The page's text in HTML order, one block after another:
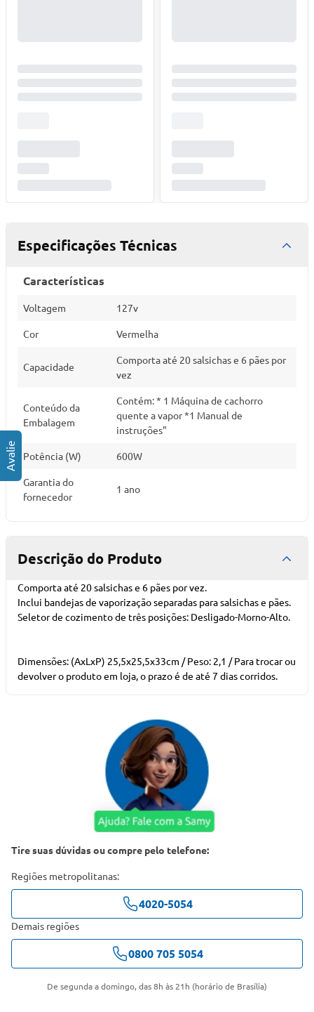
Especificações Técnicas
Características
Voltagem 127v
Cor Vermelha
Capacidade
Comporta até 20 salsichas e 6 pães por
vez
Conteúdo da
Embalagem
Contém: * 1 Máquina de cachorro
quente a vapor *1 Manual de
instruções"
Potência (W) 600W
Garantia do
fornecedor
1 ano
Descrição do Produto
Comporta até 20 salsichas e 6 pães por vez.
Inclui bandejas de vaporização separadas para salsichas e pães.
Seletor de cozimento de três posições: Desligado-Morno-Alto.
Dimensões: (AxLxP) 25,5x25,5x33cm / Peso: 2,1 / Para trocar ou
devolver o produto em loja, o prazo é de até 7 dias corridos.
Tire suas dúvidas ou compre pelo telefone:
Regiões metropolitanas:
4020-5054
Demais regiões
0800 705 5054
De segunda a domingo, das 8h às 21h (horário de Brasília)